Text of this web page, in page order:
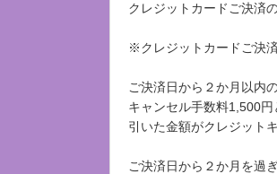
クレジットカードご決済
※クレジットカードご決
ご決済日から２か月以内
キャンセル手数料1,500
引いた金額がクレジット
ご決済日から２か月を過